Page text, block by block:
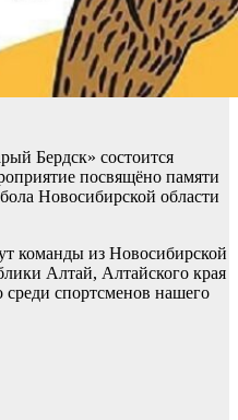
Бердск» состоится
посвящёно памяти
Новосибирской области
команды из Новосибирской
Алтай, Алтайского края
спортсменов нашего